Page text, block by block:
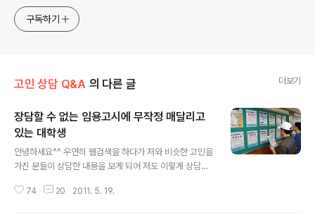
고픈 커리어코치, 유튜브: 정교수의 인생수업
구독하기
고민 상담 Q&A 의 다른 글 더보기
장담할 수 없는 임용고시에 무작정 매달리고
있는 대학생
안녕하세요^^ 우연히 웹검색을 하다가 저와 비슷한 고민을
가진 분들이 상담한 내용을 보게 되어 저도 이렇게 상담을
입니다. 학교를 조금 늦게 들어가서 이제 나이는 26살이구
74 20 2011. 5. 19.